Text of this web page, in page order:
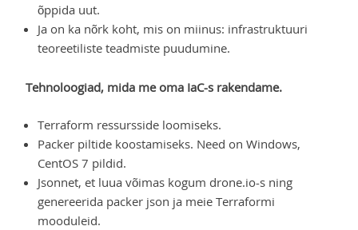
õppida uut.
Ja on ka nõrk koht, mis on miinus: infrastruktuuri
teoreetiliste teadmiste puudumine.
Tehnoloogiad, mida me oma IaC-s rakendame.
Terraform ressursside loomiseks.
Packer piltide koostamiseks. Need on Windows,
CentOS 7 pildid.
Jsonnet, et luua võimas kogum drone.io-s ning
genereerida packer json ja meie Terraformi
mooduleid.